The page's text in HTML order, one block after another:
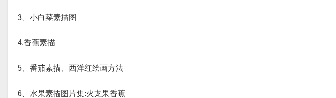
3、小白菜素描图
4.香蕉素描
5、番茄素描、西洋红绘画方法
6、水果素描图片集:火龙果香蕉